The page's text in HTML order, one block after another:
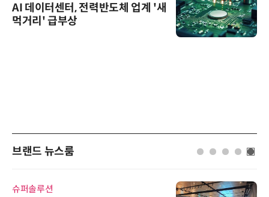
AI 데이터센터, 전력반도체 업계 '새
먹거리' 급부상
브랜드 뉴스룸
슈퍼솔루션